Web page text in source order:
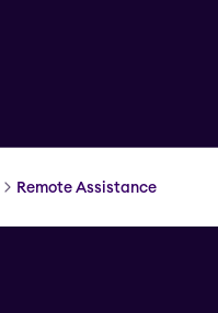
Remote Assistance